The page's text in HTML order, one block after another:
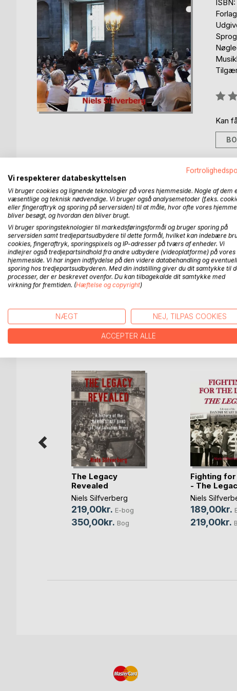
Kan
BESKRIVELSE
Dette er en historie om Frelsens Hærs brass band:
Gartnergade Musikkorps blev etableret i 1924 som
1983 flyttede menigheden til Valby.
Musikkorpset var fra starten et reelt brass band,
krigshærgede Vesttyskland, Moskva, England og
Legender som Dr. Emil Söderström og Erik
Bogen er et lille, men vigtigt kapitel i historien om
FORFATTER PRESSEN
FLERE TITLER HOSBoD
The Legacy
Revealed
Niels Silfverberg
219,00kr. E-bog
350,00kr. Bog
Fighting
- The
Niels
189,00kr.
219,00kr.
Vi respekterer databeskyttelsen
Vi bruger cookies og lignende teknologier på vores hjemmeside. Nogle af dem
væsentlige og teknisk nødvendige. Vi bruger også analysemetoder (f.eks.
eller fingeraftryk og sporing på serversiden) til at måle, hvor ofte vores
bliver besøgt, og hvordan den bliver brugt.
Vi bruger sporingsteknologier til markedsføringsformål og bruger sporing på
serversiden samt tredjepartsudbydere til dette formål, hvilket kan indebære
cookies, fingeraftryk, sporingspixels og IP-adresser på tværs af enheder. Vi
indlejrer også tredjepartsindhold fra andre udbydere (videoplatforme) på vores
hjemmeside. Vi har ingen indflydelse på den videre databehandling og
sporing hos tredjepartsudbyderen. Med din indstilling giver du dit samtykke til
processer, der er beskrevet ovenfor. Du kan tilbagekalde dit samtykke med
virkning for fremtiden. (Hæftelse og copyright)
NÆGT NEJ, TILPAS COOKIES
ACCEPTER ALLE